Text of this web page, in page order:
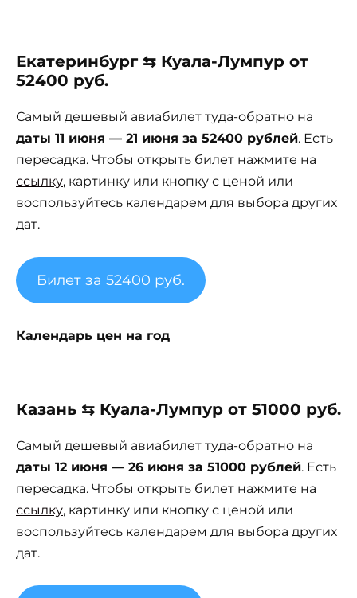
Екатеринбург ⇆ Куала-Лумпур от
52400 руб.
Самый дешевый авиабилет туда-обратно на
даты 11 июня — 21 июня за 52400 рублей. Есть
пересадка. Чтобы открыть билет нажмите на
ссылку, картинку или кнопку с ценой или
воспользуйтесь календарем для выбора других
дат.
Билет за 52400 руб.
Календарь цен на год
Казань ⇆ Куала-Лумпур от 51000 руб.
Самый дешевый авиабилет туда-обратно на
даты 12 июня — 26 июня за 51000 рублей. Есть
пересадка. Чтобы открыть билет нажмите на
ссылку, картинку или кнопку с ценой или
воспользуйтесь календарем для выбора других
дат.